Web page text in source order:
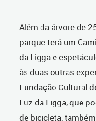
Além da árvore de
parque terá um
da Ligga e
às duas outras
Fundação Cultural
Luz da Ligga, que
de bicicleta,